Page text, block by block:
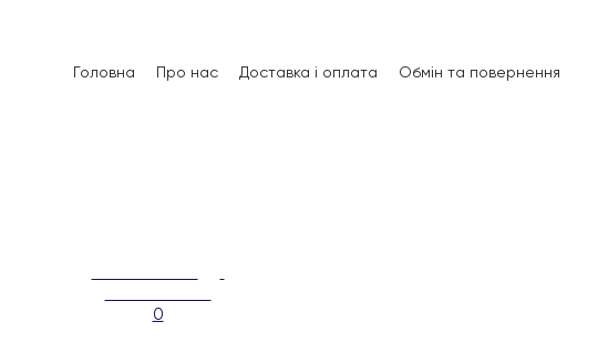
Головна Про нас Доставка і оплата Обмін та повернення
0